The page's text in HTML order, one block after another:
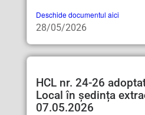
Deschide documentul aici
28/05/2026
HCL nr. 24-26
Local în ședința
07.05.2026